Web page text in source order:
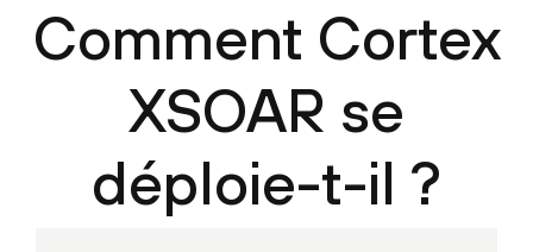
Comment Cortex
XSOAR se
déploie-t-il ?